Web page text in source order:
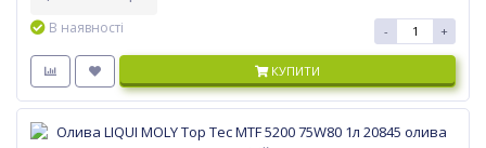
В наявності - +
КУПИТИ